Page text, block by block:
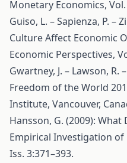
Monetary Economics, Vol.
Guiso, L. – Sapienza, P. –
Culture Affect Economic
Economic Perspectives,
Gwartney, J. – Lawson, R.
Freedom of the World
Institute, Vancouver,
Hansson, G. (2009):
Empirical Investigation of
Iss. 3:371–393.